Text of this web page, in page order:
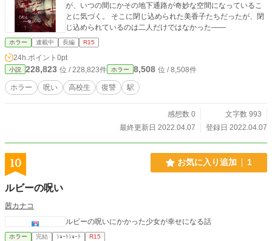
が、いつの間にかその地下通路が奇妙な空間になっているこ
とに気づく。 そこに閉じ込められた美香子たちだったが、閉
じ込められているのは二人だけではなかった――
ホラー 連載中 長編 R15
24h.ポイント 0pt
小説 228,823 位 / 228,823件 ホラー 8,508 位 / 8,508件
ホラー 呪い 高校生 復讐 駅
感想数 0
文字数 993
最終更新日 2022.04.07
登録日 2022.04.07
10 お気に入り追加 1
ルビーの呪い
茜カナコ
ルビーの呪いにかかった少女が幸せになる話
ホラー 完結 ｼｮｰﾄｼｮｰﾄ R15